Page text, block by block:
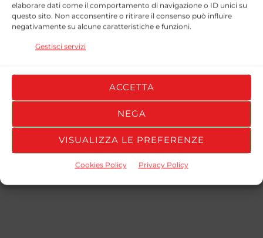
elaborare dati come il comportamento di navigazione o ID unici su
questo sito. Non acconsentire o ritirare il consenso può influire
negativamente su alcune caratteristiche e funzioni.
Gestisci servizi
ACCETTA
NEGA
VISUALIZZA LE PREFERENZE
Cookies Policy Privacy Policy
FantaCoppa PEFL 2026
STAGIONE TEAM
TALISMANO
Girone A
STAGIONE TEAM GOALS ASSISTS YELLOW
2025/26
IL
TALISMANO
0 0 0